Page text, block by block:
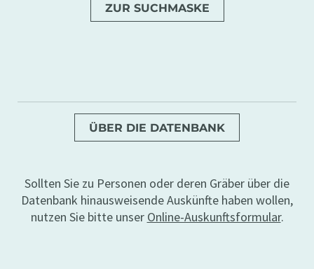
ZUR SUCHMASKE
ÜBER DIE DATENBANK
Sollten Sie zu Personen oder deren Gräber über die
Datenbank hinausweisende Auskünfte haben wollen,
nutzen Sie bitte unser Online-Auskunftsformular.